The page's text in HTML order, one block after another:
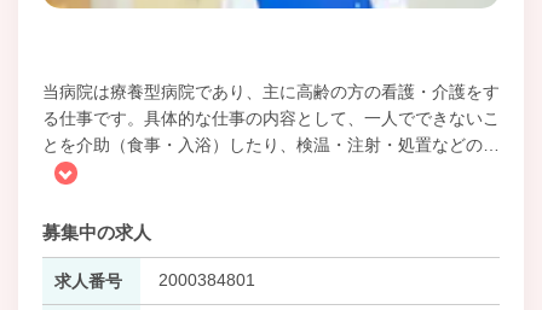
当病院は療養型病院であり、主に高齢の方の看護・介護をす
る仕事です。具体的な仕事の内容として、一人でできないこ
とを介助（食事・入浴）したり、検温・注射・処置などの
募集中の求人
求人番号 2000384801